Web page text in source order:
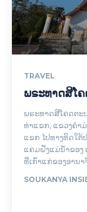
TRAVEL
ພຣະທາດສີໂ
ພຣະທາດ​ສີ​ໂຄດ​ຕະ
ທ່າແຂກ, ແຂວງຄຳມ່
ແຂກ ໄປທາງທິດໃຕ້
ແຄມຝັ່ງແມ່ນ້ຳຂອງ
ທີ່ເກົ່າແກ່ຂອງອານາ
SOUKANYA